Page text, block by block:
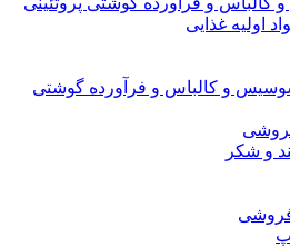
اولیه غذایی
و کالباس و فرآورده گوشتی
و شکر
فروشی